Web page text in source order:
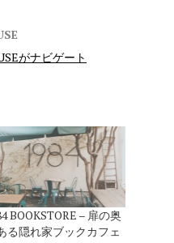
がナビゲート
BOOKSTORE – 扉の奥
る隠れ家ブックカフェ